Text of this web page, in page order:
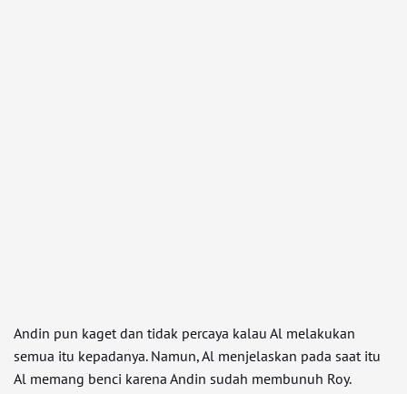
Andin pun kaget dan tidak percaya kalau Al melakukan
semua itu kepadanya. Namun, Al menjelaskan pada saat itu
Al memang benci karena Andin sudah membunuh Roy.